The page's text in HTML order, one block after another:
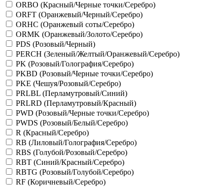
ORBO (Красный/Черные точки/Серебро)
ORFT (Оранжевый/Черный/Серебро)
ORHC (Оранжевый соты/Серебро)
ORMK (Оранжевый/Золото/Серебро)
PDS (Розовый/Черный)
PERCH (Зеленый/Желтый/Оранжевый/Серебро)
PK (Розовый/Голография/Серебро)
PKBD (Розовый/Черные точки/Серебро)
PKE (Чешуя/Розовый/Серебро)
PRLBL (Перламутровый/Синий)
PRLRD (Перламутровый/Красный)
PWD (Розовый/Черные точки/Серебро)
PWDS (Розовый/Белый/Серебро)
R (Красный/Серебро)
RB (Лиловый/Голография/Серебро)
RBS (Голубой/Розовый/Серебро)
RBT (Синий/Красный/Серебро)
RBTG (Розовый/Голубой/Серебро)
RF (Коричневый/Серебро)